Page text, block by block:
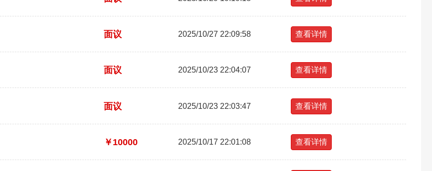
面议 2025/10/27 22:09:58 查看详情
面议 2025/10/23 22:04:07 查看详情
面议 2025/10/23 22:03:47 查看详情
￥10000 2025/10/17 22:01:08 查看详情